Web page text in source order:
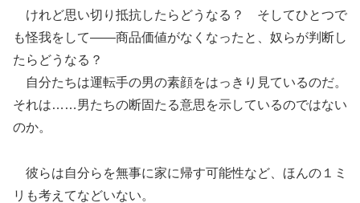
けれど思い切り抵抗したらどうなる？ そしてひとつで
も怪我をして――商品価値がなくなったと、奴らが判断し
たらどうなる？
自分たちは運転手の男の素顔をはっきり見ているのだ。
それは……男たちの断固たる意思を示しているのではない
のか。
彼らは自分らを無事に家に帰す可能性など、ほんの１ミ
リも考えてなどいない。